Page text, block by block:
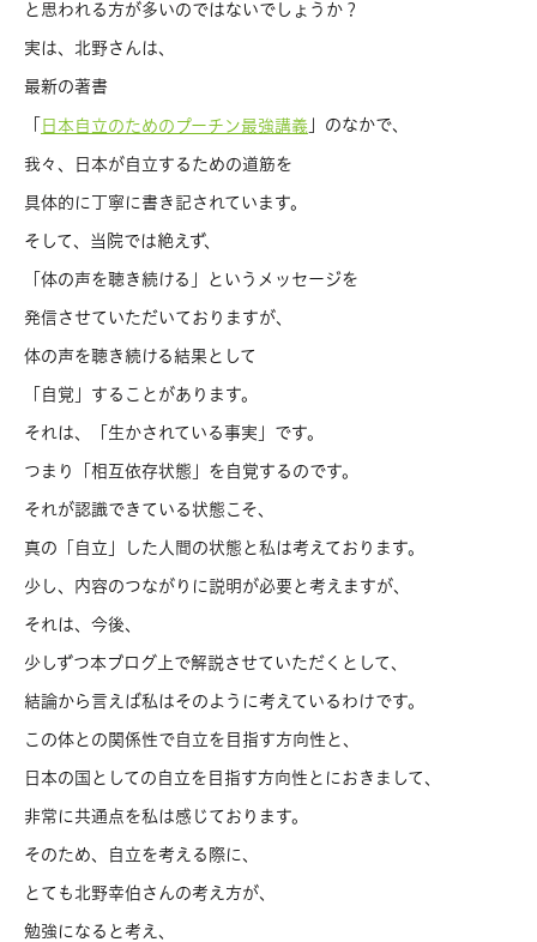
と思われる方が多いのではないでしょうか？
実は、北野さんは、
最新の著書
日本自立のためのプーチン最強講義 」のなかで、
我々、日本が自立するための道筋を
具体的に丁寧に書き記されています。
そして、当院では絶えず、
「体の声を聴き続ける」というメッセージを
発信させていただいておりますが、
体の声を聴き続ける結果として
「自覚」することがあります。
それは、「生かされている事実」です。
つまり「相互依存状態」を自覚するのです。
それが認識できている状態こそ、
真の「自立」した人間の状態と私は考えております。
少し、内容のつながりに説明が必要と考えますが、
それは、今後、
少しずつ本ブログ上で解説させていただくとして、
結論から言えば私はそのように考えているわけです。
この体との関係性で自立を目指す方向性と、
日本の国としての自立を目指す方向性とにおきまして、
非常に共通点を私は感じております。
そのため、自立を考える際に、
とても北野幸伯さんの考え方が、
勉強になると考え、